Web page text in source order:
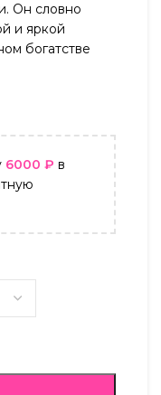
Он словно
и яркой
богатстве
6000 ₽ в